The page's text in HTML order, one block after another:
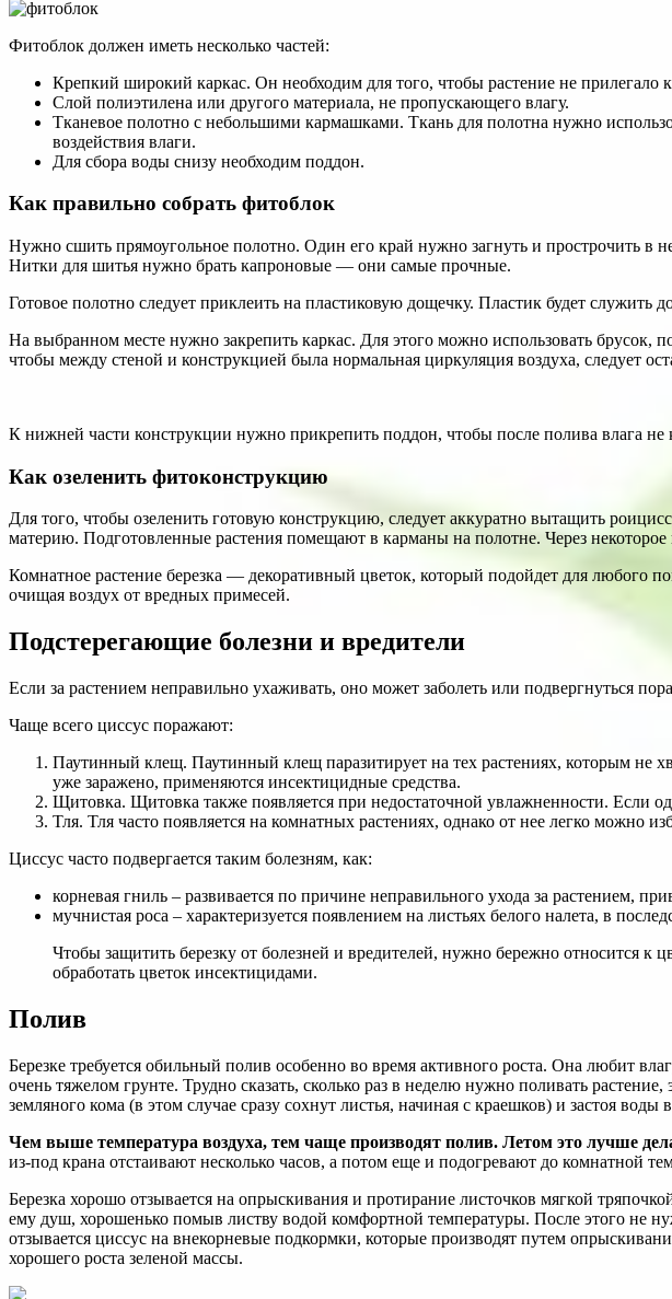
Фитоблок должен иметь несколько частей:
Крепкий широкий каркас. Он необходим для того, чтобы растение не прилегало
Слой полиэтилена или другого материала, не пропускающего влагу.
Тканевое полотно с небольшими кармашками. Ткань для полотна нужно
воздействия влаги.
Для сбора воды снизу необходим поддон.
Как правильно собрать фитоблок
Нужно сшить прямоугольное полотно. Один его край нужно загнуть и прострочить в
Нитки для шитья нужно брать капроновые — они самые прочные.
Готовое полотно следует приклеить на пластиковую дощечку. Пластик будет служить
На выбранном месте нужно закрепить каркас. Для этого можно использовать
чтобы между стеной и конструкцией была нормальная циркуляция воздуха, следует
К нижней части конструкции нужно прикрепить поддон, чтобы после полива влага не
Как озеленить фитоконструкцию
Для того, чтобы озеленить готовую конструкцию, следует аккуратно вытащить
материю. Подготовленные растения помещают в карманы на полотне. Через некоторое
Комнатное растение березка — декоративный цветок, который подойдет для любого
очищая воздух от вредных примесей.
Подстерегающие болезни и вредители
Если за растением неправильно ухаживать, оно может заболеть или подвергнуться
Чаще всего циссус поражают:
Паутинный клещ. Паутинный клещ паразитирует на тех растениях, которым не
уже заражено, применяются инсектицидные средства.
Щитовка. Щитовка также появляется при недостаточной увлажненности. Если
Тля. Тля часто появляется на комнатных растениях, однако от нее легко можно
Циссус часто подвергается таким болезням, как:
корневая гниль – развивается по причине неправильного ухода за растением,
мучнистая роса – характеризуется появлением на листьях белого налета, в
Чтобы защитить березку от болезней и вредителей, нужно бережно относится
обработать цветок инсектицидами.
Полив
Березке требуется обильный полив особенно во время активного роста. Она любит
очень тяжелом грунте. Трудно сказать, сколько раз в неделю нужно поливать
земляного кома (в этом случае сразу сохнут листья, начиная с краешков) и застоя воды
Чем выше температура воздуха, тем чаще производят полив. Летом это лучше
из-под крана отстаивают несколько часов, а потом еще и подогревают до комнатной
Березка хорошо отзывается на опрыскивания и протирание листочков мягкой
ему душ, хорошенько помыв листву водой комфортной температуры. После этого не
отзывается циссус на внекорневые подкормки, которые производят путем
хорошего роста зеленой массы.